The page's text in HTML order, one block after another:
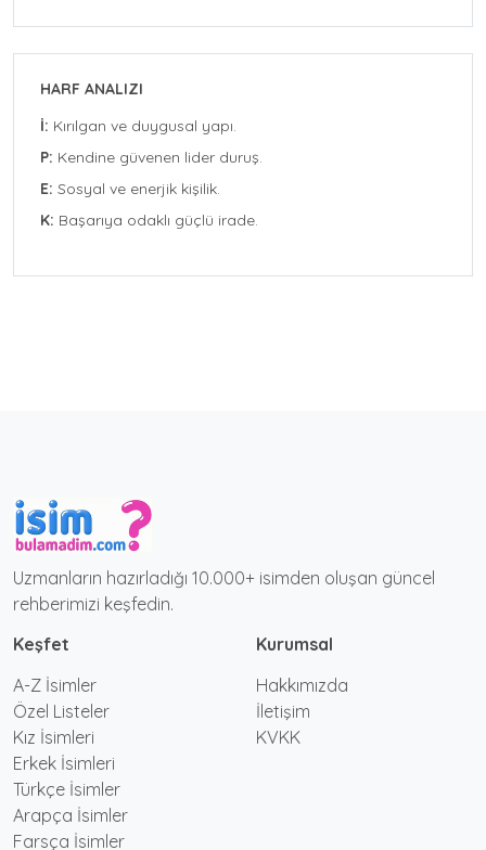
HARF ANALIZI
İ: Kırılgan ve duygusal yapı.
P: Kendine güvenen lider duruş.
E: Sosyal ve enerjik kişilik.
K: Başarıya odaklı güçlü irade.
Uzmanların hazırladığı 10.000+ isimden oluşan güncel
rehberimizi keşfedin.
Keşfet
A-Z İsimler
Özel Listeler
Kız İsimleri
Erkek İsimleri
Türkçe İsimler
Arapça İsimler
Farsça İsimler
Kurumsal
Hakkımızda
İletişim
KVKK